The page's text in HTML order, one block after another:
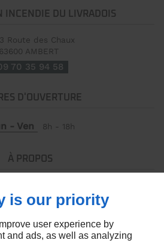
INCENDIE DU LIVRADOIS
Route des Chaux
63600 AMBERT
70 35 94 58
D'OUVERTURE
- Ven 8h - 18h
À PROPOS
Contactez-moi
Plan du site
is our priority
user experience by
and ads, as well as analyzing